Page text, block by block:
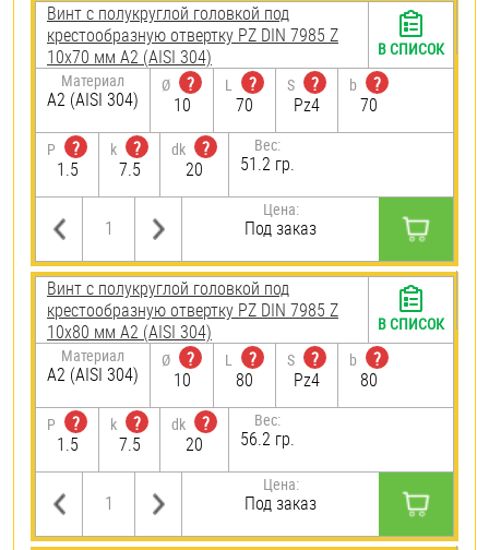
Винт с полукруглой головкой под
крестообразную отвертку PZ DIN 7985 Z
10х70 мм А2 (AISI 304)
Материал
А2 (AISI 304)
Ø
?
10
L
?
70
S
?
Pz4
b
?
70
P
?
1.5
k
?
7.5
dk
?
20
Вес:
51.2 гр.
Цена:
Под заказ
В СПИСОК
Винт с полукруглой головкой под
крестообразную отвертку PZ DIN 7985 Z
10х80 мм А2 (AISI 304)
Материал
А2 (AISI 304)
Ø
?
10
L
?
80
S
?
Pz4
b
?
80
P
?
1.5
k
?
7.5
dk
?
20
Вес:
56.2 гр.
Цена:
Под заказ
В СПИСОК